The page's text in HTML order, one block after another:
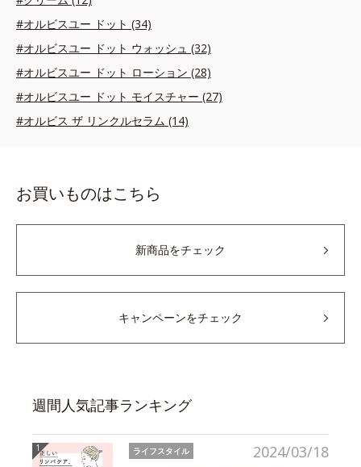
#オルビスユー ドット (34)
#オルビスユー ドット ウォッシュ (32)
#オルビスユー ドット ローション (28)
#オルビスユー ドット モイスチャー (27)
#オルビス ザ リンクルセラム (14)
お買いものはこちら
新商品をチェック
キャンペーンをチェック
週間人気記事ランキング
2024/03/18
ライフスタイル